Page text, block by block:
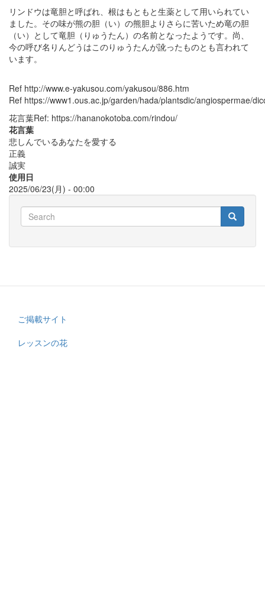
リンドウは竜胆と呼ばれ、根はもともと生薬として用いられてい
ました。その味が熊の胆（い）の熊胆よりさらに苦いため竜の胆
（い）として竜胆（りゅうたん）の名前となったようです。尚、
今の呼び名りんどうはこのりゅうたんが訛ったものとも言われて
います。
Ref http://www.e-yakusou.com/yakusou/886.htm
Ref https://www1.ous.ac.jp/garden/hada/plantsdic/angiospermae/
花言葉Ref: https://hananokotoba.com/rindou/
花言葉
悲しんでいるあなたを愛する
正義
誠実
使用日
2025/06/23(月) - 00:00
Search
Search Search
Footer
menu
ご掲載サイト
レッスンの花